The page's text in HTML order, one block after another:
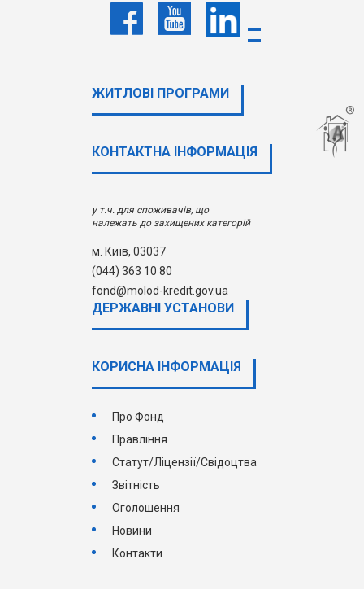
ЖИТЛОВІ ПРОГРАМИ
КОНТАКТНА ІНФОРМАЦІЯ
у т.ч. для споживачів, що
належать до захищених категорій
м. Київ, 03037
(044) 363 10 80
fond@molod-kredit.gov.ua
ДЕРЖАВНI УСТАНОВИ
КОРИСНА ІНФОРМАЦІЯ
Про Фонд
Правління
Статут/Ліцензії/Свідоцтва
Звітність
Оголошення
Новини
Контакти